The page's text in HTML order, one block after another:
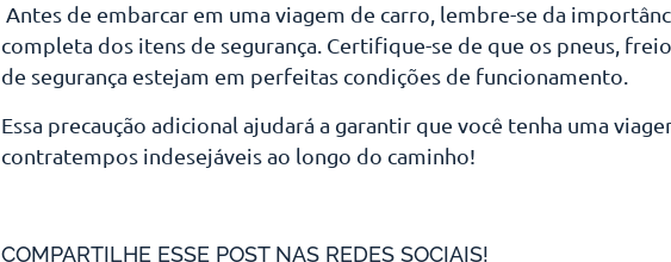
Antes de embarcar em uma viagem de carro, lembre-se da
completa dos itens de segurança. Certifique-se de que os pneus,
de segurança estejam em perfeitas condições de funcionamento.
Essa precaução adicional ajudará a garantir que você tenha uma
contratempos indesejáveis ao longo do caminho!
COMPARTILHE ESSE POST NAS REDES SOCIAIS!